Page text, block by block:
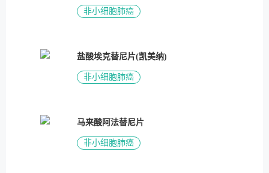
非小细胞肺癌
盐酸埃克替尼片(凯美纳)
非小细胞肺癌
马来酸阿法替尼片
非小细胞肺癌